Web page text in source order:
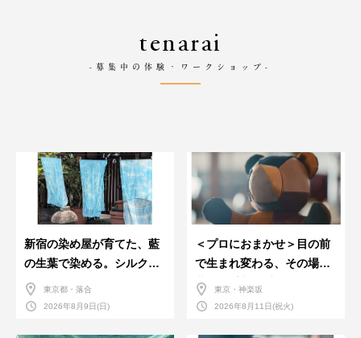
tenarai
-募集中の体験・ワークショップ-
新宿の染め屋が育てた、藍
の生葉で染める。シルクの
ストール
東京都・落合
2026年8月9日(日)
＜プロにおまかせ＞目の前
で生まれ変わる、その場で
革のお手入れ受付会。
東京・神楽坂
2026年8月11日(祝火)